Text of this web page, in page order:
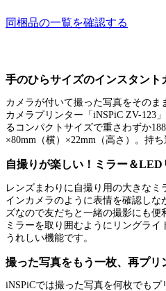
同梱品の一覧を確認する
手のひらサイズのインスタント
カメラが付いて撮った写真をそのま
カメラプリンター「iNSPiC ZV-123
るコンパクトサイズで重さわずか
×80mm（横）×22mm（高さ）。持
自撮りが楽しい！ミラー＆LED
レンズまわりに自撮り用の大きな
インカメラのように表情を確認しな
ズなので友だちと一緒の撮影にも
ミラーを取り囲むようにリングラ
うれしい機能です。
撮った写真をもう一枚、再プリ
iNSPiCでは撮った写真を何枚でも